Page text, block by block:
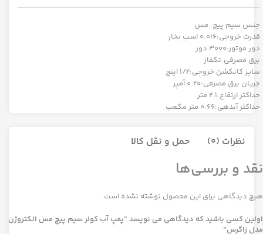
جنس سیم پیچ: مس
قدرت خروجی:0.016 اسب بخار
دور موتور:3000 دور
برق مصرفی:تکفاز
سایز کانکشن خروجی:1/2 اینچ
جریان برق مصرفی:0.20 آمپر
حداکثر ارتقاع:2.1 متر
حداکثر آبدهی:0.66 متر مکعب
نظرات (0) حمل و نقل کالا
نقد و بررسی‌ها
هیچ دیدگاهی برای این محصول نوشته نشده است.
اولین کسی باشید که دیدگاهی می نویسد “پمپ آب کولر سیم پیچ مس الکتروژن
مدل زاگرس”